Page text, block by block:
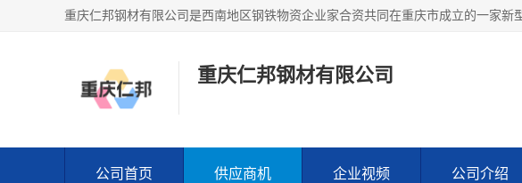
重庆仁邦钢材有限公司
公司首页 供应商机 企业视频 公司介绍